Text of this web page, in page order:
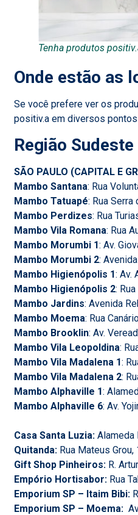
Tenha produtos
Onde estão as
Se você prefere ver os
positiv.a em diversos
Região Sudeste
SÃO PAULO (CAPITAL E
Mambo Santana: Rua
Mambo Tatuapé: Rua Serra
Mambo Perdizes: Rua
Mambo Vila Romana: Rua
Mambo Morumbi 1: Av.
Mambo Morumbi 2:
Mambo Higienópolis 1: Av.
Mambo Higienópolis 2:
Mambo Jardins: Avenida
Mambo Moema: Rua
Mambo Brooklin: Av.
Mambo Vila Leopoldina:
Mambo Vila Madalena 1:
Mambo Vila Madalena 2:
Mambo Alphaville 1:
Mambo Alphaville 6: Av.
Casa Santa Luzia:Alameda
Quitanda:Rua Mateus
Gift Shop Pinheiros:R.
Empório Hortisabor:Rua
Emporium SP – Itaim Bibi:
Emporium SP – Moema: